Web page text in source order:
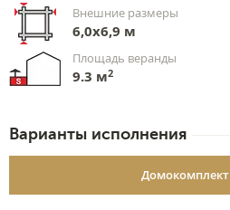
Внешние размеры
6,0х6,9 м
Площадь веранды
9.3 м2
Варианты исполнения
Домокомплект